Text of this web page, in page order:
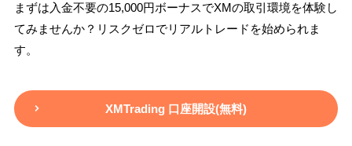
まずは入金不要の15,000円ボーナスでXMの取引環境を体験し
てみませんか？リスクゼロでリアルトレードを始められま
す。
XMTrading 口座開設(無料)